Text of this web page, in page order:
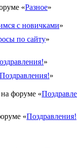
«Разное»
с новичками»
по сайту»
»
Поздравления!»
на форуме «
«Поздравления!